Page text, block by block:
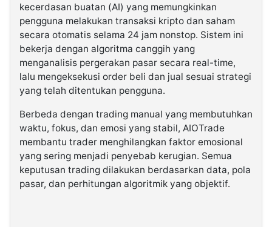
kecerdasan buatan (AI) yang memungkinkan
pengguna melakukan transaksi kripto dan saham
secara otomatis selama 24 jam nonstop. Sistem ini
bekerja dengan algoritma canggih yang
menganalisis pergerakan pasar secara real-time,
lalu mengeksekusi order beli dan jual sesuai strategi
yang telah ditentukan pengguna.
Berbeda dengan trading manual yang membutuhkan
waktu, fokus, dan emosi yang stabil, AIOTrade
membantu trader menghilangkan faktor emosional
yang sering menjadi penyebab kerugian. Semua
keputusan trading dilakukan berdasarkan data, pola
pasar, dan perhitungan algoritmik yang objektif.